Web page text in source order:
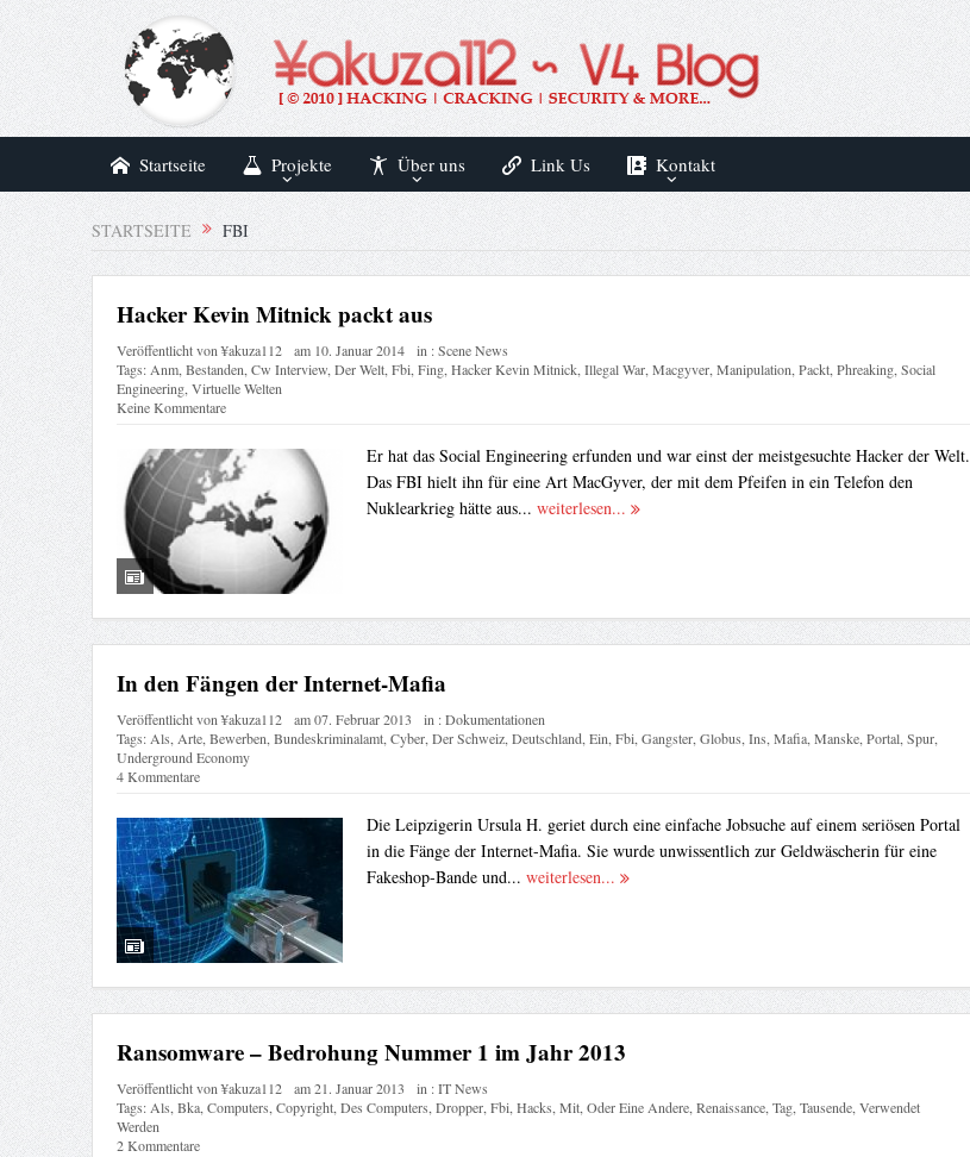
Startseite Projekte Über uns Link Us Kontakt
STARTSEITE FBI
Hacker Kevin Mitnick packt aus
Veröffentlicht von¥akuza112 am 10. Januar 2014 in :Scene News
Tags:Anm,Bestanden,Cw Interview,Der Welt,Fbi,Fing,Hacker Kevin Mitnick,Illegal War,Macgyver,Manipulation,Packt,Phreaking,Social
Engineering,Virtuelle Welten
Keine Kommentare
Er hat das Social Engineering erfunden und war einst der meistgesuchte Hacker der Welt.
Das FBI hielt ihn für eine Art MacGyver, der mit dem Pfeifen in ein Telefon den
Nuklearkrieg hätte aus... weiterlesen...
In den Fängen der Internet-Mafia
Veröffentlicht von¥akuza112 am07. Februar 2013 in :Dokumentationen
Tags:Als,Arte,Bewerben,Bundeskriminalamt,Cyber,Der Schweiz,Deutschland,Ein,Fbi,Gangster,Globus,Ins,Mafia,Manske,Portal,Spur,
Underground Economy
4 Kommentare
Die Leipzigerin Ursula H. geriet durch eine einfache Jobsuche auf einem seriösen Portal
in die Fänge der Internet-Mafia. Sie wurde unwissentlich zur Geldwäscherin für eine
Fakeshop-Bande und... weiterlesen...
Ransomware – Bedrohung Nummer 1 im Jahr 2013
Veröffentlicht von¥akuza112 am21. Januar 2013 in :IT News
Tags:Als,Bka,Computers,Copyright,Des Computers,Dropper,Fbi,Hacks,Mit,Oder Eine Andere,Renaissance,Tag,Tausende,Verwendet
Werden
2 Kommentare